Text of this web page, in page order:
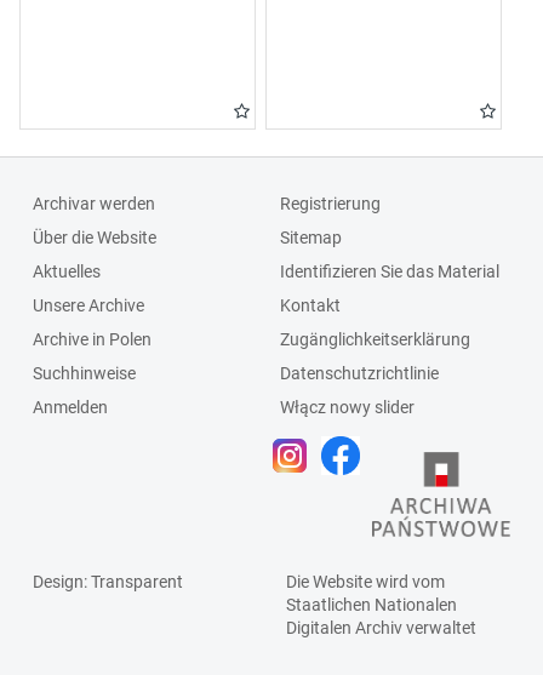
Archivar werden
Über die Website
Aktuelles
Unsere Archive
Archive in Polen
Suchhinweise
Anmelden
Registrierung
Sitemap
Identifizieren Sie das Material
Kontakt
Zugänglichkeitserklärung
Datenschutzrichtlinie
Włącz nowy slider
Design: Transparent
Die Website wird vom
Staatlichen Nationalen
Digitalen Archivverwaltet